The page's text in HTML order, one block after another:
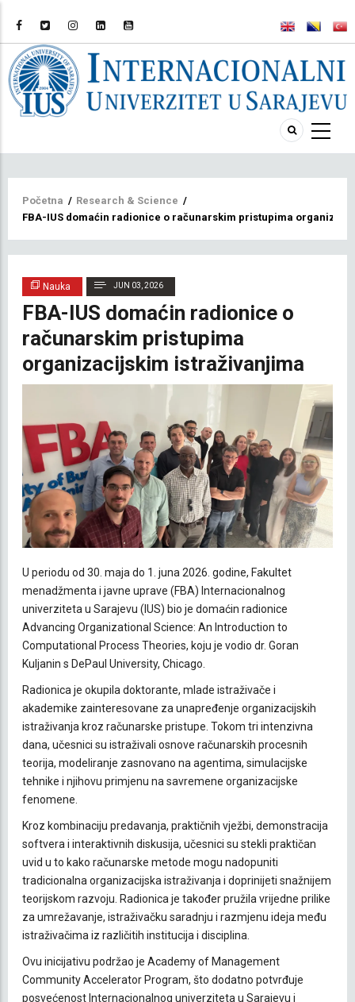
Breadcrumb
Početna / Research & Science /
FBA-IUS domaćin radionice o računarskim pristupima
Nauka JUN 03, 2026
FBA-IUS domaćin radionice o
računarskim pristupima
organizacijskim istraživanjima
U periodu od 30. maja do 1. juna 2026. godine, Fakultet
menadžmenta i javne uprave (FBA) Internacionalnog
univerziteta u Sarajevu (IUS) bio je domaćin radionice
Advancing Organizational Science: An Introduction to
Computational Process Theories, koju je vodio dr. Goran
Kuljanin s DePaul University, Chicago.
Radionica je okupila doktorante, mlade istraživače i
akademike zainteresovane za unapređenje organizacijskih
istraživanja kroz računarske pristupe. Tokom tri intenzivna
dana, učesnici su istraživali osnove računarskih procesnih
teorija, modeliranje zasnovano na agentima, simulacijske
tehnike i njihovu primjenu na savremene organizacijske
fenomene.
Kroz kombinaciju predavanja, praktičnih vježbi, demonstracija
softvera i interaktivnih diskusija, učesnici su stekli praktičan
uvid u to kako računarske metode mogu nadopuniti
tradicionalna organizacijska istraživanja i doprinijeti snažnijem
teorijskom razvoju. Radionica je također pružila vrijedne prilike
za umrežavanje, istraživačku saradnju i razmjenu ideja među
istraživačima iz različitih institucija i disciplina.
Ovu inicijativu podržao je Academy of Management
Community Accelerator Program, što dodatno potvrđuje
posvećenost Internacionalnog univerziteta u Sarajevu i